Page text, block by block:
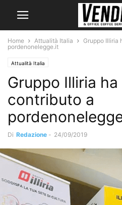
Home Attualità Italia
Gruppo Illiria
pordenonelegge.it
Attualità Italia
Gruppo Illiria
contributo a
Di Redazione - 24/09/2019